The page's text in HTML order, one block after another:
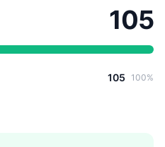
105
105 100%